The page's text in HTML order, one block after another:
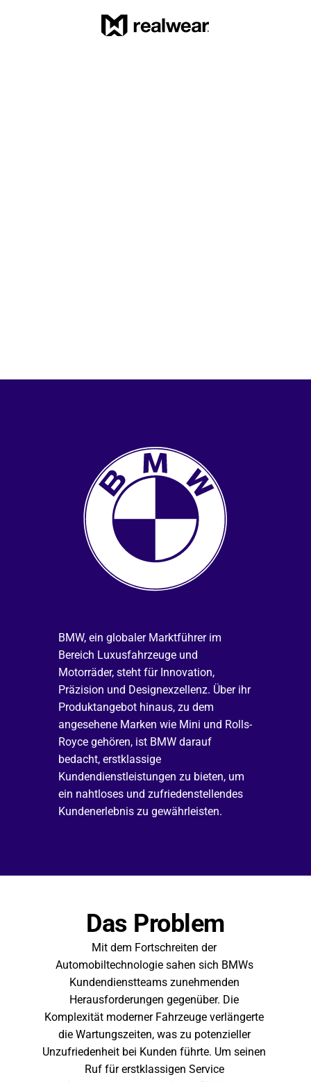
Fahrzeugwartungszeiten zu reduzieren.
BMW, ein globaler Marktführer im
Bereich Luxusfahrzeuge und
Motorräder, steht für Innovation,
Präzision und Designexzellenz. Über ihr
Produktangebot hinaus, zu dem
angesehene Marken wie Mini und Rolls-
Royce gehören, ist BMW darauf
bedacht, erstklassige
Kundendienstleistungen zu bieten, um
ein nahtloses und zufriedenstellendes
Kundenerlebnis zu gewährleisten.
Das Problem
Mit dem Fortschreiten der
Automobiltechnologie sahen sich BMWs
Kundendienstteams zunehmenden
Herausforderungen gegenüber. Die
Komplexität moderner Fahrzeuge verlängerte
die Wartungszeiten, was zu potenzieller
Unzufriedenheit bei Kunden führte. Um seinen
Ruf für erstklassigen Service